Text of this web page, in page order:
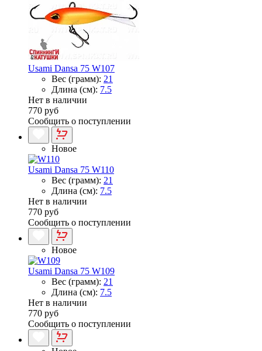
Usami Dansa 75 W107
Вес (грамм): 21
Длина (см): 7.5
Нет в наличии
770 руб
Сообщить о поступлении
Новое
Usami Dansa 75 W110
Вес (грамм): 21
Длина (см): 7.5
Нет в наличии
770 руб
Сообщить о поступлении
Новое
Usami Dansa 75 W109
Вес (грамм): 21
Длина (см): 7.5
Нет в наличии
770 руб
Сообщить о поступлении